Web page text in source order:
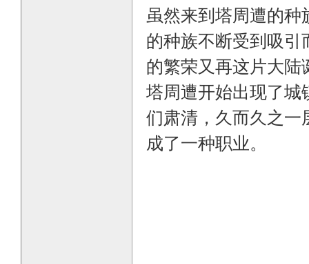
虽然来到塔周遭的
的种族不断受到吸引
的繁荣又再这片大陆
塔周遭开始出现了城
们肃清，久而久之一
成了一种职业。